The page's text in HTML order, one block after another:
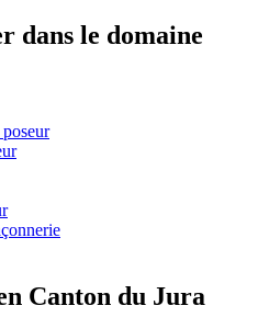
dans le domaine
Canton du Jura